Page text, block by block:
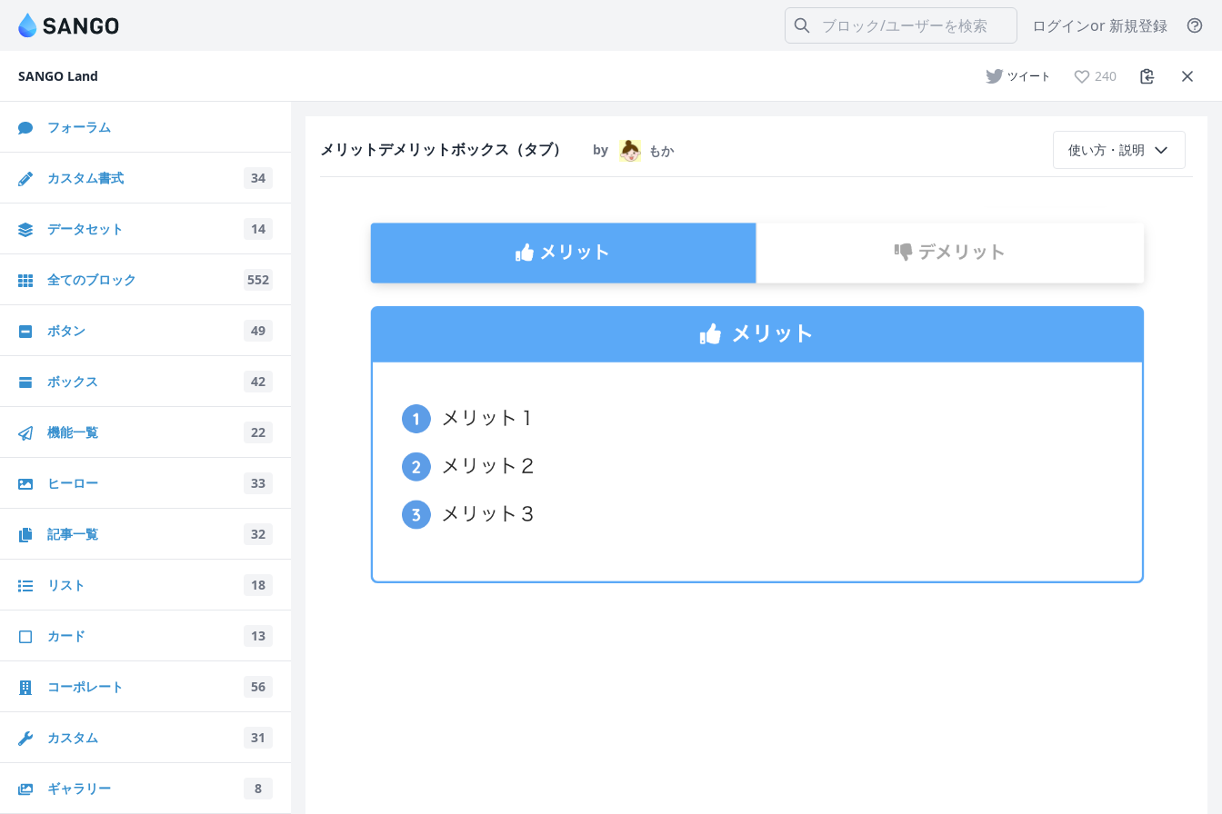
ログインor 新規登録
SANGO Land
フォーラム
カスタム書式 34
データセット 14
全てのブロック 552
ボタン 49
ボックス 42
機能一覧 22
ヒーロー 33
記事一覧 32
リスト 18
カード 13
コーポレート 56
カスタム 31
ギャラリー 8
ツイート 240
メリットデメリットボックス（タブ） by もか 使い方・説明